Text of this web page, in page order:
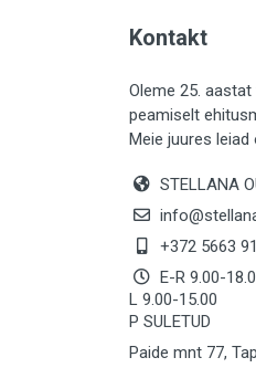
LIISTUD (183)
KIVID (31)
KATTED (133)
SOOJUSTUS
KEEMIA (221)
TÖÖRIIDED
SAUN (8)
Kontakt
Oleme 25.
peamiselt
Meie juures leiad
STELLANA
+372 5663
E-R 9.00-
L 9.00-15.00
P SULETUD
Paide mnt 77,